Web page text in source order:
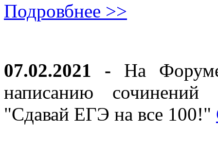
Подровбнее >>
07.02.2021 - На
написанию
"Сдавай ЕГЭ на все 100!"